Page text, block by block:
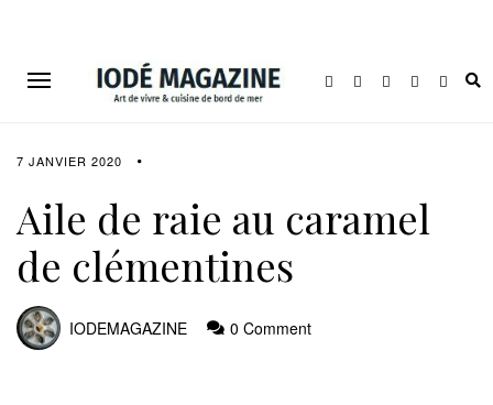
7 JANVIER 2020
Aile de raie au caramel
de clémentines
IODEMAGAZINE 0 Comment